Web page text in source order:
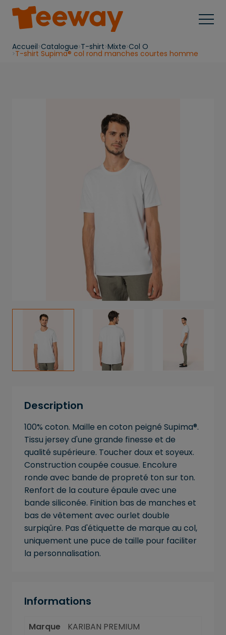
Accueil Catalogue T-shirt Mixte Col O
T-shirt Supima® col rond manches courtes homme
Description
100% coton. Maille en coton peigné Supima®.
Tissu jersey d'une grande finesse et de
qualité supérieure. Toucher doux et soyeux.
Construction coupée cousue. Encolure
ronde avec bande de propreté ton sur ton.
Renfort de la couture épaule avec une
bande siliconée. Finition bas de manches et
bas de vêtement avec ourlet double
surpiqûre. Pas d'étiquette de marque au col,
uniquement une puce de taille pour faciliter
la personnalisation.
Informations
Marque
KARIBAN PREMIUM